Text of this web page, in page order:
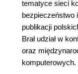
tematyce sieci
bezpieczeństwo
publikacji
Brał udział w
oraz
komputerowych.